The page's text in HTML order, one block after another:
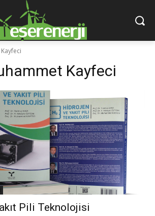
Kayfeci
Pili Teknolojisi